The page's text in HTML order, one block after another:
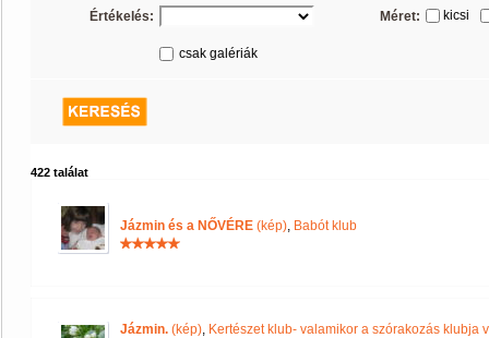
Értékelés: Méret: kicsi
csak galériák
422 találat
Jázmin és a NŐVÉRE (kép), Babót klub
Jázmin. (kép), Kertészet klub- valamikor a szórakozás klubja